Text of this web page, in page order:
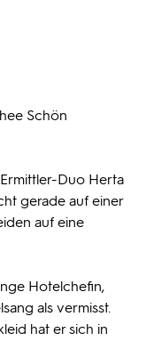
Schön
Duo Herta
gerade auf einer
auf eine
Hotelchefin,
als vermisst.
hat er sich in